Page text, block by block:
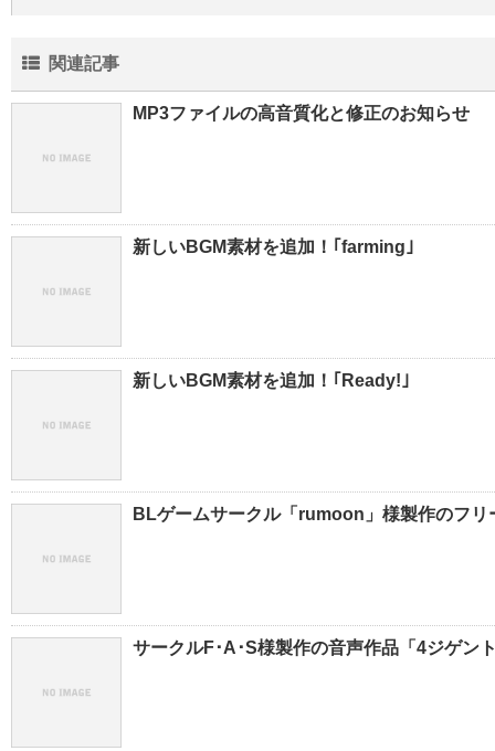
関連記事
MP3ファイルの高音質化と修正のお知らせ
新しいBGM素材を追加！｢farming｣
新しいBGM素材を追加！｢Ready!｣
BLゲームサークル「rumoon」様製作のフ
サークルF･A･S様製作の音声作品「4ジゲン